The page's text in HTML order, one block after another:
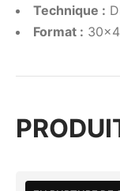
Technique :
Format :